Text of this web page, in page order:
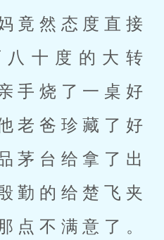
竟然态度直接
十度的大转
手烧了一桌好
老爸珍藏了好
茅台给拿了出
勤的给楚飞夹
点不满意了。